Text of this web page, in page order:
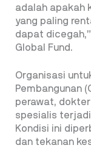
adalah apakah
yang paling
dapat
Global Fund.
Organisasi
Pembangunan
perawat,
spesialis
Kondisi ini
dan tekanan